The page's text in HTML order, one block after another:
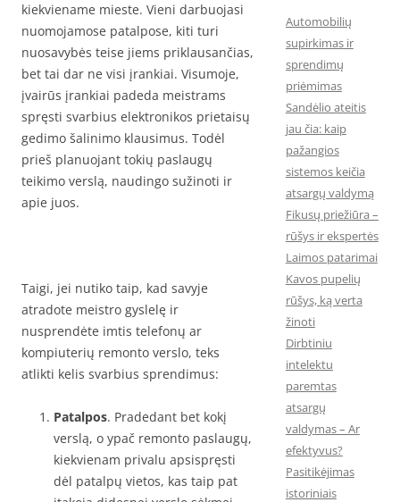
kiekviename mieste. Vieni darbuojasi
nuomojamose patalpose, kiti turi
nuosavybės teise jiems priklausančias,
bet tai dar ne visi įrankiai. Visumoje,
įvairūs įrankiai padeda meistrams
spręsti svarbius elektronikos prietaisų
gedimo šalinimo klausimus. Todėl
prieš planuojant tokių paslaugų
teikimo verslą, naudingo sužinoti ir
apie juos.
Taigi, jei nutiko taip, kad savyje
atradote meistro gyslelę ir
nusprendėte imtis telefonų ar
kompiuterių remonto verslo, teks
atlikti kelis svarbius sprendimus:
Patalpos. Pradedant bet kokį
verslą, o ypač remonto paslaugų,
kiekvienam privalu apsispręsti
dėl patalpų vietos, kas taip pat
Automobilių
supirkimas ir
sprendimų
priėmimas
Sandėlio ateitis
jau čia: kaip
pažangios
sistemos keičia
atsargų valdymą
Fikusų priežiūra –
rūšys ir ekspertės
Laimos patarimai
Kavos pupelių
rūšys, ką verta
žinoti
Dirbtiniu
intelektu
paremtas
atsargų
valdymas – Ar
efektyvus?
Pasitikėjimas
istoriniais